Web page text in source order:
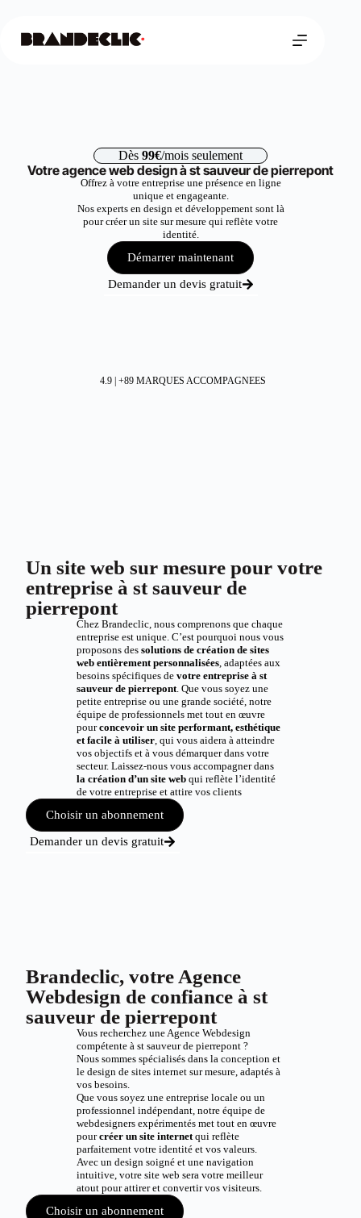
Dès 99€/mois seulement
Votre agence web design à st sauveur de pierrepont
Offrez à votre entreprise une présence en ligne
unique et engageante.
Nos experts en design et développement sont là
pour créer un site sur mesure qui reflète votre
identité.
Démarrer maintenant
Demander un devis gratuit
4.9 | +89 MARQUES ACCOMPAGNEES
Un site web sur mesure pour votre
entreprise à st sauveur de
pierrepont
Chez Brandeclic, nous comprenons que chaque
entreprise est unique. C’est pourquoi nous vous
proposons des solutions de création de sites
web entièrement personnalisées, adaptées aux
besoins spécifiques de votre entreprise à st
sauveur de pierrepont. Que vous soyez une
petite entreprise ou une grande société, notre
équipe de professionnels met tout en œuvre
pourconcevoir un site performant, esthétique
et facile à utiliser, qui vous aidera à atteindre
vos objectifs et à vous démarquer dans votre
secteur. Laissez-nous vous accompagner dans
la création d’un site webqui reflète l’identité
de votre entreprise et attire vos clients
Choisir un abonnement
Demander un devis gratuit
Brandeclic, votre Agence
Webdesign de confiance à st
sauveur de pierrepont
Vous recherchez une Agence Webdesign
compétente à st sauveur de pierrepont ?
Nous sommes spécialisés dans la conception et
le design de sites internet sur mesure, adaptés à
vos besoins.
Que vous soyez une entreprise locale ou un
professionnel indépendant, notre équipe de
webdesigners expérimentés met tout en œuvre
pourcréer un site internetqui reflète
parfaitement votre identité et vos valeurs.
Avec un design soigné et une navigation
intuitive, votre site web sera votre meilleur
atout pour attirer et convertir vos visiteurs.
Choisir un abonnement